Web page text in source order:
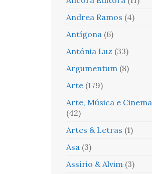
Andrea Ramos (4)
Antígona (6)
Antónia Luz (33)
Argumentum (8)
Arte (179)
Arte, Música e Cinema
(42)
Artes & Letras (1)
Asa (3)
Assírio & Alvim (3)